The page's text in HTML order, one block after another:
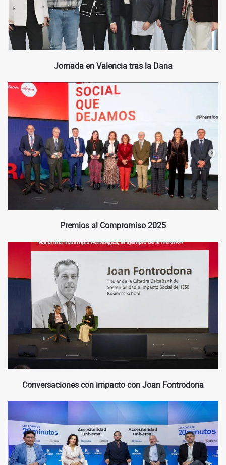
Jornada en Valencia tras la Dana
Premios al Compromiso 2025
Conversaciones con impacto con Joan Fontrodona